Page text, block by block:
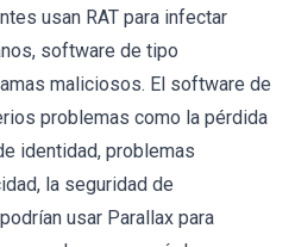
usan RAT para infectar
software de tipo
maliciosos. El software de
problemas como la pérdida
identidad, problemas
la seguridad de
usar Parallax para